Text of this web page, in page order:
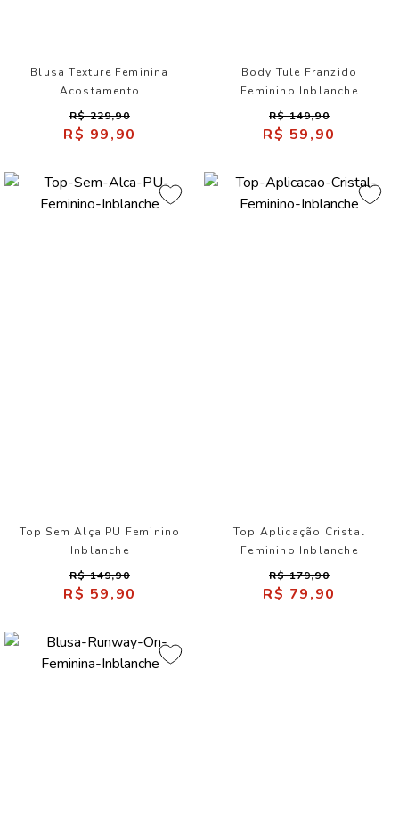
Blusa Texture Feminina
Acostamento
R$ 229,90
R$ 99,90
Body Tule Franzido
Feminino Inblanche
R$ 149,90
R$ 59,90
Top Sem Alça PU Feminino
Inblanche
R$ 149,90
R$ 59,90
Top Aplicação Cristal
Feminino Inblanche
R$ 179,90
R$ 79,90